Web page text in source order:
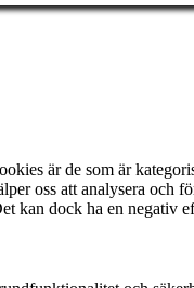
är de som är
oss att analysera och
kan dock ha en negativ